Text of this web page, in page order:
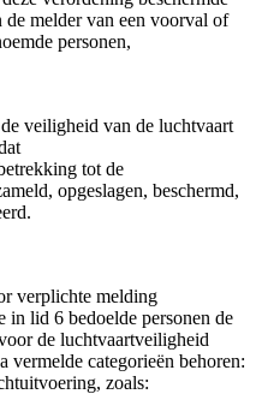
melder van een voorval of
personen,
veiligheid van de luchtvaart
tot de
opgeslagen, beschermd,
verplichte melding
in lid 6 bedoelde personen de
de luchtvaartveiligheid
vermelde categorieën behoren:
zoals: